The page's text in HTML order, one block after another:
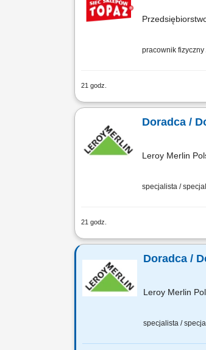
pracownik
21 godz.
Twoje zadania:
Doradca /
Leroy Merlin
specjalista /
21 godz.
Co będziesz
Doradca /
Leroy Merlin
specjalista /